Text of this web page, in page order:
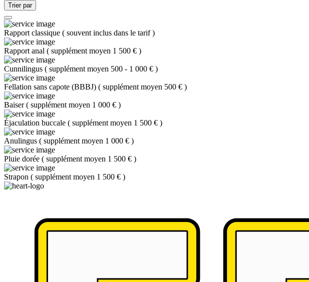
Trier par
Rapport classique ( souvent inclus dans le tarif)
Rapport anal ( supplément moyen 1 500 € )
Cunnilingus ( supplément moyen 500 - 1 000 € )
Fellation sans capote (BBBJ) ( supplément moyen 500 € )
Baiser( supplément moyen 1 000 € )
Éjaculation buccale ( supplément moyen 1 500 € )
Anulingus ( supplément moyen 1 000 € )
Pluie dorée ( supplément moyen 1 500 € )
Strapon ( supplément moyen 1 500 € )